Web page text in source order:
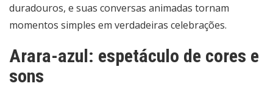
duradouros, e suas conversas animadas tornam
momentos simples em verdadeiras celebrações.
Arara-azul: espetáculo de cores e
sons